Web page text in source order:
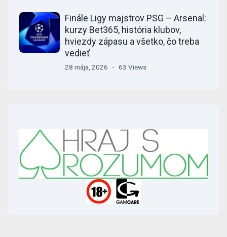
Finále Ligy majstrov PSG – Arsenal:
kurzy Bet365, história klubov,
hviezdy zápasu a všetko, čo treba
vedieť
28 mája, 2026 63 Views